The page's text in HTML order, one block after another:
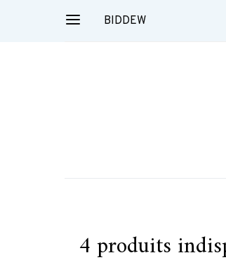
BIDDEW
4 produits